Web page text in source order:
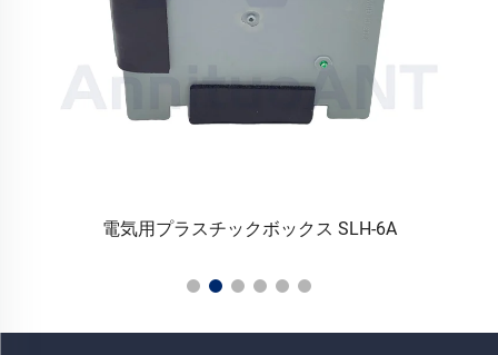
電気用プラスチックボックス SLH-6A